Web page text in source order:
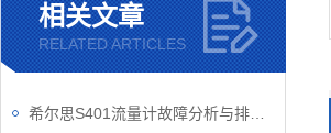
相关文章
RELATED ARTICLES